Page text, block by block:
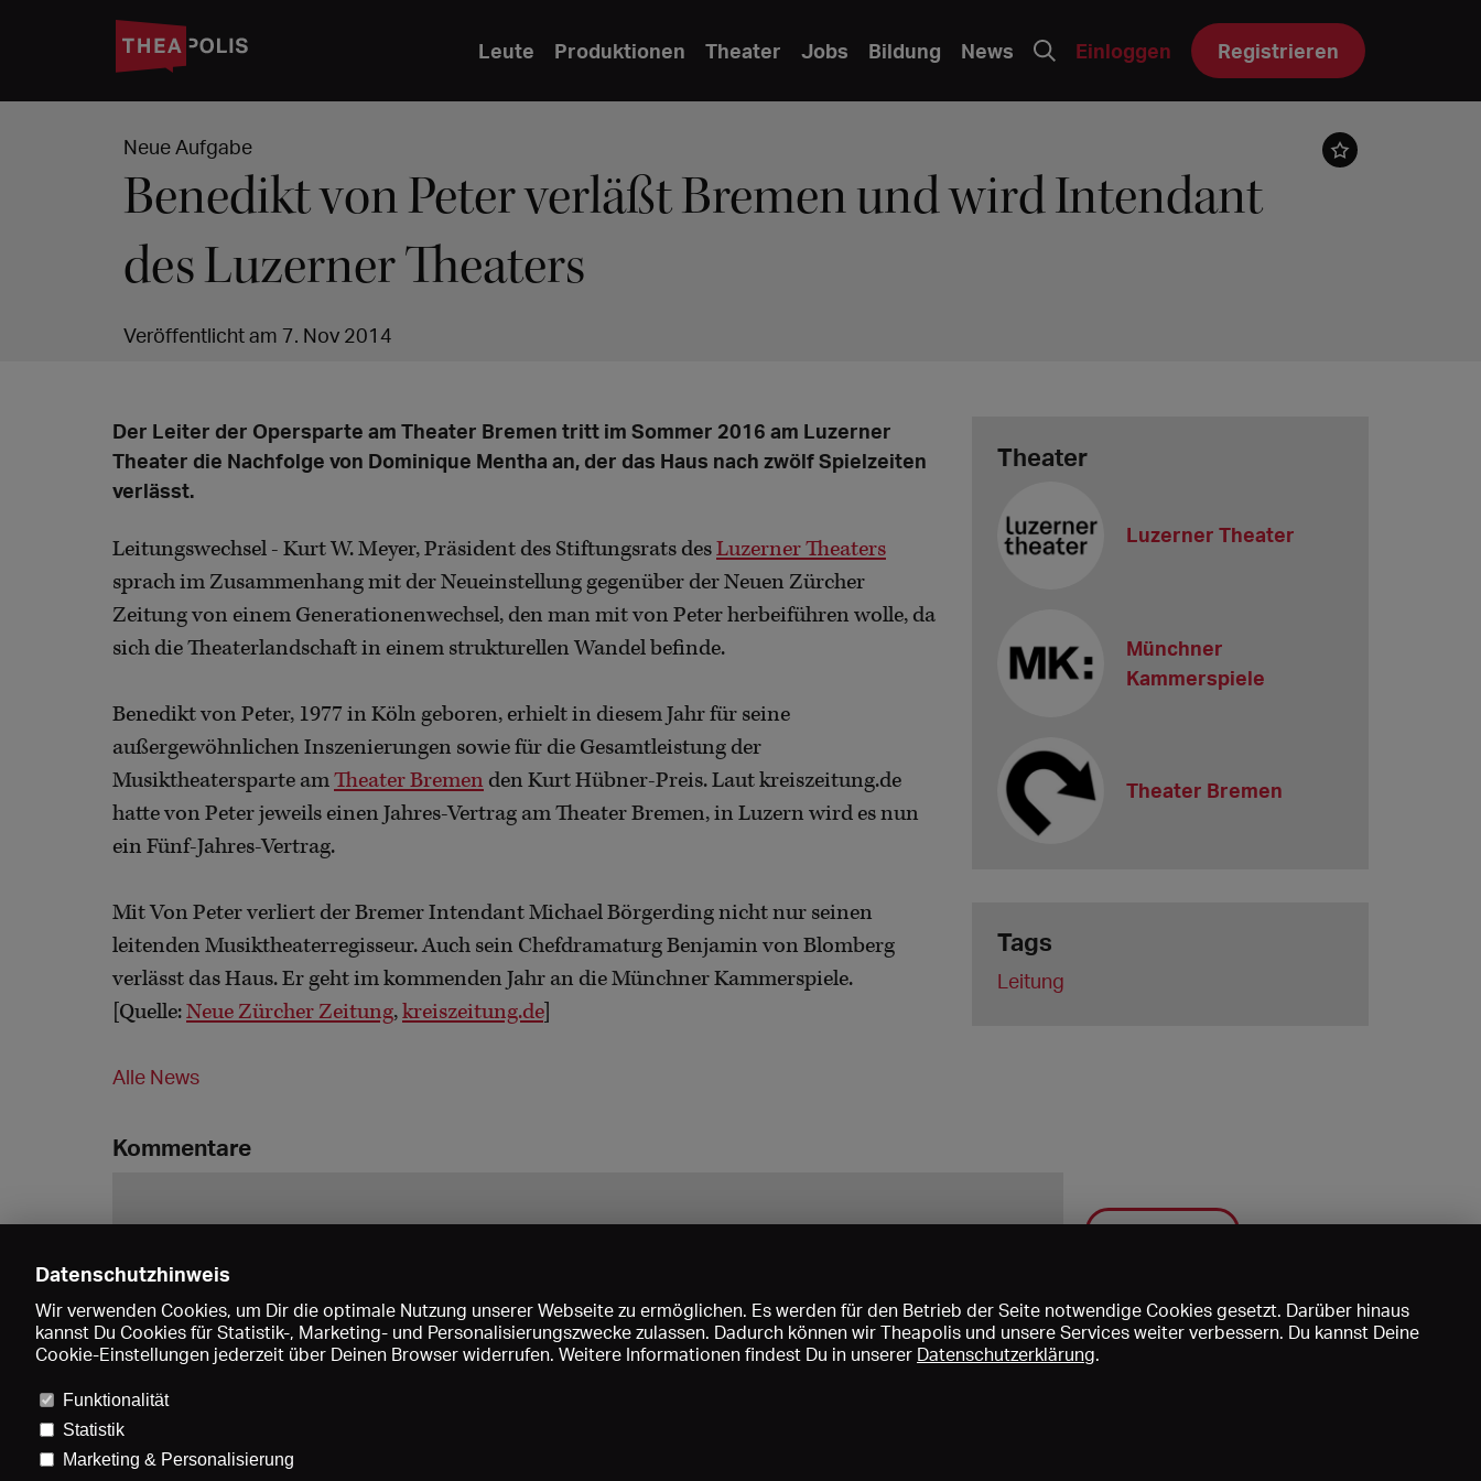
Leute Produktionen Theater Jobs Bildung News Einloggen Registrieren
Neue Aufgabe
Benedikt von Peter verläßt Bremen und wird Intendant
des Luzerner Theaters
Veröffentlicht am 7. Nov 2014
Der Leiter der Opersparte am Theater Bremen tritt im Sommer 2016 am Luzerner
Theater die Nachfolge von Dominique Mentha an, der das Haus nach zwölf Spielzeiten
verlässt.
Leitungswechsel - Kurt W. Meyer, Präsident des Stiftungsrats desLuzerner Theaters
sprach im Zusammenhang mit der Neueinstellung gegenüber der Neuen Zürcher
Zeitung von einem Generationenwechsel, den man mit von Peter herbeiführen wolle, da
sich die Theaterlandschaft in einem strukturellen Wandel befinde.
Benedikt von Peter, 1977 in Köln geboren, erhielt in diesem Jahr für seine
außergewöhnlichen Inszenierungen sowie für die Gesamtleistung der
Musiktheatersparte amTheater Bremen den Kurt Hübner-Preis. Laut kreiszeitung.de
hatte von Peter jeweils einen Jahres-Vertrag am Theater Bremen, in Luzern wird es nun
ein Fünf-Jahres-Vertrag.
Mit Von Peter verliert der Bremer Intendant Michael Börgerding nicht nur seinen
leitenden Musiktheaterregisseur. Auch sein Chefdramaturg Benjamin von Blomberg
verlässt das Haus. Er geht im kommenden Jahr an die Münchner Kammerspiele.
[Quelle:Neue Zürcher Zeitung,kreiszeitung.de]
Alle News
Theater
Luzerner Theater
Münchner
Kammerspiele
Theater Bremen
Tags
Leitung
Kommentare
Speichern
Datenschutzhinweis
Wir verwenden Cookies, um Dir die optimale Nutzung unserer Webseite zu ermöglichen. Es werden für den Betrieb der Seite notwendige Cookies gesetzt. Darüber hinaus
kannst Du Cookies für Statistik-, Marketing- und Personalisierungszwecke zulassen. Dadurch können wir Theapolis und unsere Services weiter verbessern. Du kannst Deine
Cookie-Einstellungen jederzeit über Deinen Browser widerrufen. Weitere Informationen findest Du in unserer Datenschutzerklärung.
Funktionalität
Statistik
Marketing & Personalisierung